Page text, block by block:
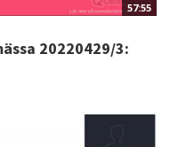
57:55
20220429/3: